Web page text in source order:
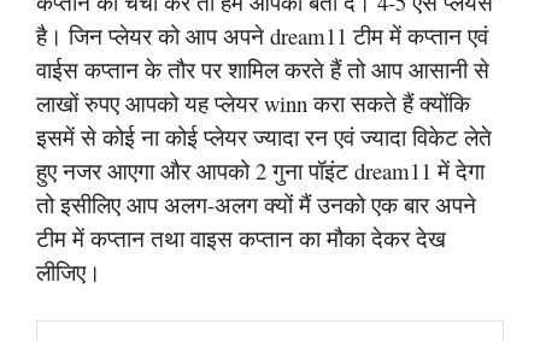
है। जिन प्लेयर को आप अपने dream11 टीम में कप्तान एवं
वाईस कप्तान के तौर पर शामिल करते हैं तो आप आसानी से
लाखों रुपए आपको यह प्लेयर winn करा सकते हैं क्योंकि
इसमें से कोई ना कोई प्लेयर ज्यादा रन एवं ज्यादा विकेट लेते
हुए नजर आएगा और आपको 2 गुना पॉइंट dream11 में देगा
तो इसीलिए आप अलग-अलग क्यों मैं उनको एक बार अपने
टीम में कप्तान तथा वाइस कप्तान का मौका देकर देख
लीजिए।